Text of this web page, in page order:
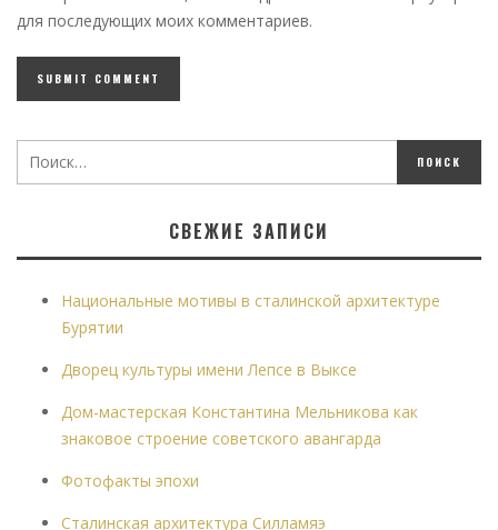
для последующих моих комментариев.
СВЕЖИЕ ЗАПИСИ
Национальные мотивы в сталинской архитектуре
Бурятии
Дворец культуры имени Лепсе в Выксе
Дом-мастерская Константина Мельникова как
знаковое строение советского авангарда
Фотофакты эпохи
Сталинская архитектура Силламяэ